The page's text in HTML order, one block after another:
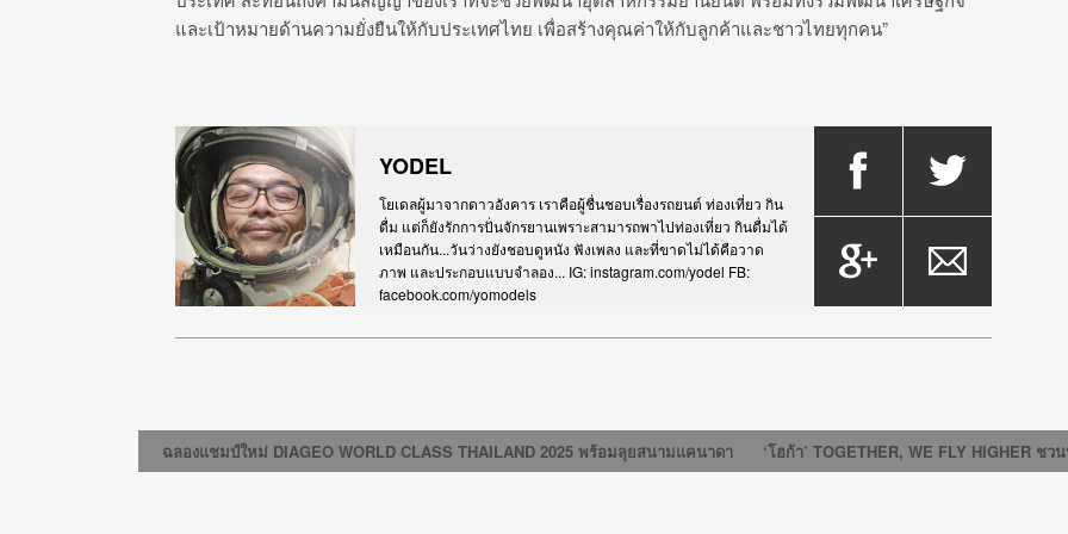
และเป้าหมายด้านความยั่งยืนให้กับประเทศไทย เพื่อสร้างคุณค่าให้กับลูกค้าและชาวไทยทุกคน”
YODEL
โยเดลผู้มาจากดาวอังคาร เราคือผู้ชื่นชอบเรื่องรถยนต์ ท่องเที่ยว กิน
ดื่ม แต่ก็ยังรักการปั่นจักรยานเพราะสามารถพาไปท่องเที่ยว กินดื่มได้
เหมือนกัน...วันว่างยังชอบดูหนัง ฟังเพลง และที่ขาดไม่ได้คือวาด
ภาพ และประกอบแบบจำลอง... IG: instagram.com/yodel FB:
facebook.com/yomodels
ฉลองแชมป์ใหม่ DIAGEO WORLD CLASS THAILAND 2025 พร้อมลุยสนามแคนาดา ‘โฮก้า’ TOGETHER, WE FLY HIGHER